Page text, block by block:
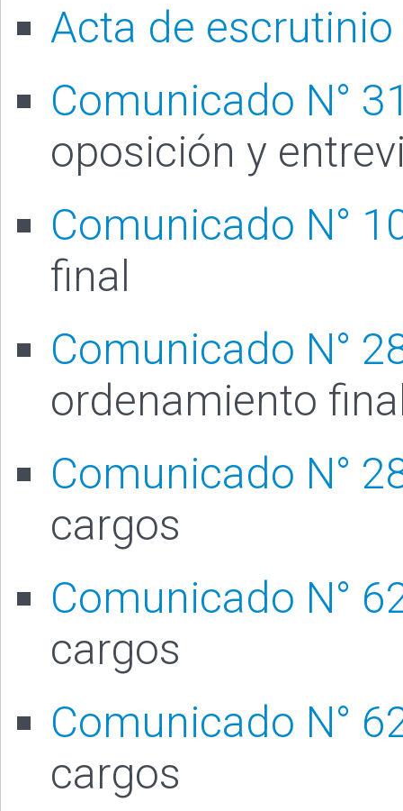
Acta de escrutinio
Comunicado N°
oposición y
Comunicado N°
final
Comunicado N°
ordenamiento
Comunicado N°
cargos
Comunicado N°
cargos
Comunicado N°
cargos